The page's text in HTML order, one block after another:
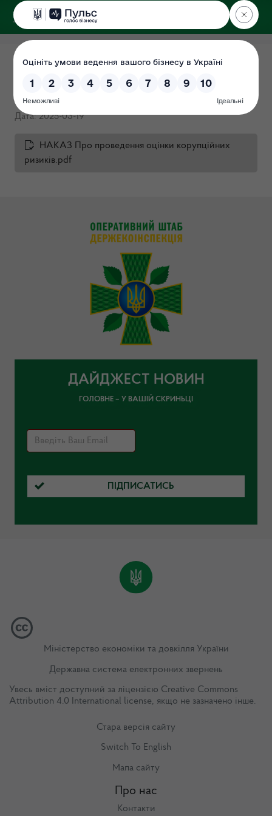
ДЕРЖЕКОІНСПЕКЦІЯ
НАКАЗ Про проведення
оцінки корупційних ризиків
Дата: 2025-03-19
НАКАЗ Про проведення оцінки корупційних
ризиків.pdf
ДАЙДЖЕСТ НОВИН
ГОЛОВНЕ – У ВАШІЙ СКРИНЬЦІ
ПІДПИСАТИСЬ
Міністерство економіки та довкілля України
Державна система електронних звернень
Увесь вміст доступний за ліцензією Creative Commons
Attribution 4.0 International license, якщо не зазначено інше.
Стара версія сайту
Switch To English
Мапа сайту
Про нас
Контакти